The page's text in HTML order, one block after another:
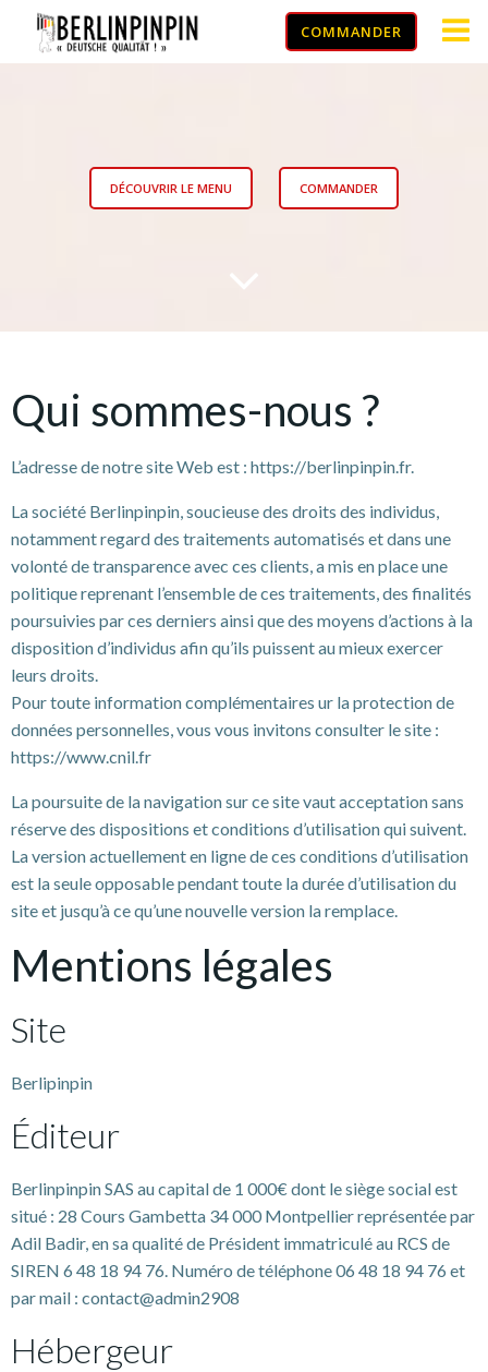
contenu
COMMANDER
DÉCOUVRIR LE MENU COMMANDER
Qui sommes-nous ?
L’adresse de notre site Web est : https://berlinpinpin.fr.
La société Berlinpinpin, soucieuse des droits des individus,
notamment regard des traitements automatisés et dans une
volonté de transparence avec ces clients, a mis en place une
politique reprenant l’ensemble de ces traitements, des finalités
poursuivies par ces derniers ainsi que des moyens d’actions à la
disposition d’individus afin qu’ils puissent au mieux exercer
leurs droits.
Pour toute information complémentaires ur la protection de
données personnelles, vous vous invitons consulter le site :
https://www.cnil.fr
La poursuite de la navigation sur ce site vaut acceptation sans
réserve des dispositions et conditions d’utilisation qui suivent.
La version actuellement en ligne de ces conditions d’utilisation
est la seule opposable pendant toute la durée d’utilisation du
site et jusqu’à ce qu’une nouvelle version la remplace.
Mentions légales
Site
Berlipinpin
Éditeur
Berlinpinpin SAS au capital de 1 000€ dont le siège social est
situé : 28 Cours Gambetta 34 000 Montpellier représentée par
Adil Badir, en sa qualité de Président immatriculé au RCS de
SIREN 6 48 18 94 76‬. Numéro de téléphone 06 48 18 94 76 et
par mail : contact@admin2908
Hébergeur